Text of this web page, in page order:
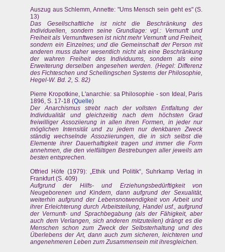
Auszug aus Schlemm, Annette: "Ums Mensch sein geht es" (S.
13)
Das Gesellschaftliche ist nicht die Beschränkung des
Individuellen, sondern seine Grundlage: vgl.: Vernunft und
Freiheit als Vernunftwesen ist nicht mehr Vernunft und Freiheit,
sondern ein Einzelnes; und die Gemeinschaft der Person mit
anderen muss daher wesentlich nicht als eine Beschränkung
der wahren Freiheit des Individuums, sondern als eine
Erweiterung derselben angesehen werden. (Hegel: Differenz
des Fichteschen und Schellingschen Systems der Philosophie,
Hegel-W. Bd. 2, S. 82)
Pierre Kropotkine, L'anarchie: sa Philosophie - son Ideal, Paris
1896, S. 17-18 (Quelle)
Der Anarchismus strebt nach der vollsten Entfaltung der
Individualität und gleichzeitig nach dem höchsten Grad
freiwilliger Assoziierung in allen ihren Formen, in jeder nur
möglichen Intensität und zu jedem nur denkbaren Zweck
ständig wechselnde Assoziierungen, die in sich selbst die
Elemente ihrer Dauerhaftigkeit tragen und immer die Form
annehmen, die den vielfältigen Bestrebungen aller jeweils am
besten entsprechen.
Otfried Höfe (1979): „Ethik und Politik“, Suhrkamp Verlag in
Frankfurt (S. 409)
Aufgrund der Hilfs- und Erziehungsbedürftigkeit von
Neugeborenen und Kindern, dann aufgrund der Sexualität,
weiterhin aufgrund der Lebensnotwendigkeit von Arbeit und
ihrer Erleichterung durch Arbeitsteilung, Handel usf., aufgrund
der Vernunft- und Sprachbegabung (als der Fähigkeit, aber
auch dem Verlangen, sich anderen mitzuteilen) drängt es die
Menschen schon zum Zweck der Selbsterhaltung und des
Überlebens der Art, dann auch zum sicheren, leichteren und
angenehmeren Leben zum Zusammensein mit ihresgleichen.